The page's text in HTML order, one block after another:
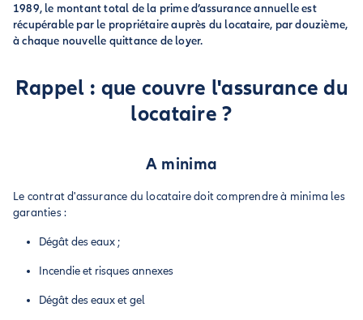
1989, le montant total de la prime d’assurance annuelle est
récupérable par le propriétaire auprès du locataire, par douzième,
à chaque nouvelle quittance de loyer.
Rappel : que couvre l'assurance du
locataire ?
A minima
Le contrat d'assurance du locataire doit comprendre à minima les
garanties :
Dégât des eaux ;
Incendie et risques annexes
Dégât des eaux et gel